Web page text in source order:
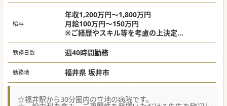
給与
年収1,200万円～1,800万円
月給100万円～150万円
※ご経歴やスキル等を考慮の上決定
※当直代別途支給あり
勤務日数 週40時間勤務
勤務地 福井県 坂井市
☆福井駅から30分圏内の立地の病院です。